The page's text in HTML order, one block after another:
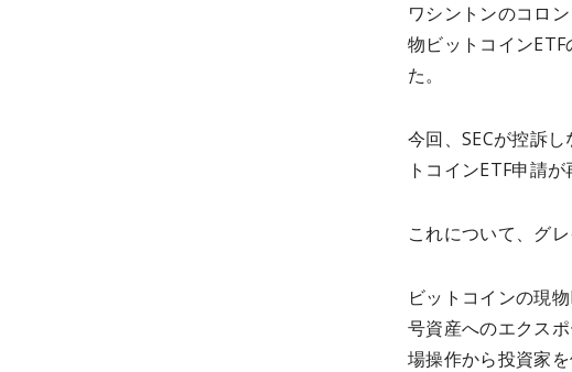
ワシントンのコロ
物ビットコイン
た。
今回、SECが控訴
トコインETF申請
これについて、グ
ビットコインの現
号資産へのエクス
場操作から投資家